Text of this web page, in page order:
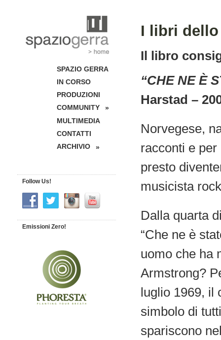
I libri dello
Il libro
“CHE NE È
Harstad –
Norvegese,
racconti e
presto
musicista
Dalla quarta
“Che ne è
uomo che ha
Armstrong?
luglio 1969, il
simbolo di
spariscono
SPAZIO GERRA
IN CORSO
PRODUZIONI
COMMUNITY
»
MULTIMEDIA
CONTATTI
ARCHIVIO
»
Follow Us!
Emissioni Zero!